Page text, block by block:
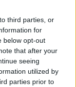
third parties, or
for
below opt-out
that after your
seeing
utilized by
parties prior to